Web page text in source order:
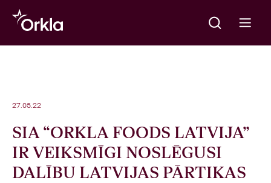
Go to frontpage
Meklēt
27.05.22
SIA “ORKLA FOODS LATVIJA”
IR VEIKSMĪGI NOSLĒGUSI
DALĪBU LATVIJAS PĀRTIKAS